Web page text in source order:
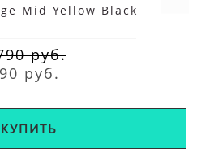
Mid Yellow Black
руб.
руб.
КУПИТЬ